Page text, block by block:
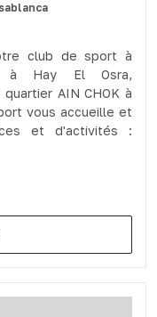
club de sport à
à Hay El Osra,
AIN CHOK à
vous accueille et
et d'activités :